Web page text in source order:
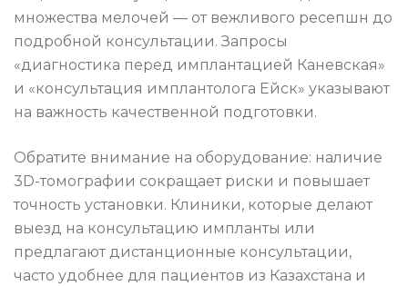
множества мелочей — от вежливого ресепшн до
подробной консультации. Запросы
«диагностика перед имплантацией Каневская»
и «консультация имплантолога Ейск» указывают
на важность качественной подготовки.
Обратите внимание на оборудование: наличие
3D-томографии сокращает риски и повышает
точность установки. Клиники, которые делают
выезд на консультацию импланты или
предлагают дистанционные консультации,
часто удобнее для пациентов из Казахстана и